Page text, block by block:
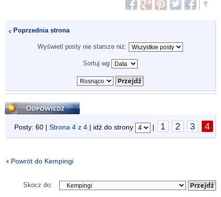
Poprzednia strona
Wyświetl posty nie starsze niż:
Sortuj wg
Odpowiedz
Posty: 60 | Strona 4 z 4 | idź do strony | 1 2 3 4
Powrót do Kempingi
Skocz do: